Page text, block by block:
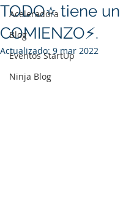
Aceleradora
Blog
Eventos StartUp
Ninja Blog
TODO⭐ tiene un
COMIENZO⚡.
Actualizado: 9 mar 2022